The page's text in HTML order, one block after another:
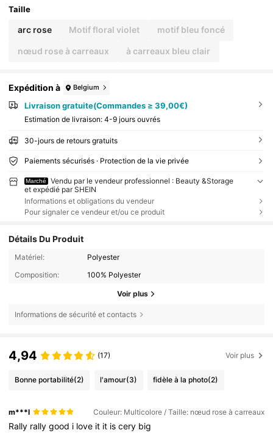
ble à motif floral Étui de rangement matelassé av
l'étude de la bible Cadeaux pour enseignants Ca
rsaire pour les filles
Taille
arc rose Motif floral violet motif bleu foncé
nœud rose à carreaux à carreaux bleu clair
Expédition à Belgium
Livraison gratuite(Commandes ≥ 39,00€)
Estimation de livraison: 4-9 jours ouvrés
30-jours de retours gratuits
Paiements sécurisés · Protection de la vie privée
Marché
Vendu par le vendeur professionnel : Beauty &Storage
et expédié par SHEIN
Informations et obligations du vendeur
Pour signaler ce vendeur et/ou ce produit
Détails Du Produit
Matériel:
Polyester
Composition:
100% Polyester
Voir plus
Informations de sécurité et contacts
4,94 (17) Voir plus
Bonne portabilité(2) l'amour(3) fidèle à la photo(2)
m***l Couleur: Multicolore / Taille: nœud rose à carreaux
Rally rallygood i love it it iscery big